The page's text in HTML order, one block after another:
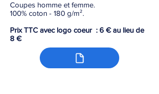
Coupes homme et femme.
100% coton - 180 g/m².
Prix TTC avec logo coeur : 6 € au lieu de
8 €